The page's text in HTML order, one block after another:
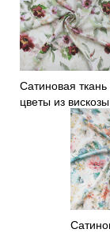
Сатиновая ткань
цветы из вискозы